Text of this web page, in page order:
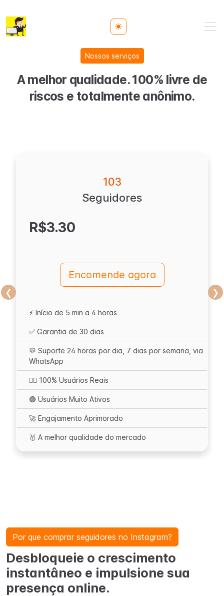
Toggle theme
Nossos serviços
A melhor qualidade. 100% livre de
riscos e totalmente anônimo.
103
Seguidores
R$3.30
Encomende agora
⚡️ Início de 5 min a 4 horas
✅ Garantia de 30 dias
💬 Suporte 24 horas por dia, 7 dias por semana, via
WhatsApp
🙋‍♂️ 100% Usuários Reais
🟢 Usuários Muito Ativos
🚀 Engajamento Aprimorado
🥇 A melhor qualidade do mercado
‹ ›
Por que comprar seguidores no Instagram?
Desbloqueie o crescimento
instantâneo e impulsione sua
presença online.